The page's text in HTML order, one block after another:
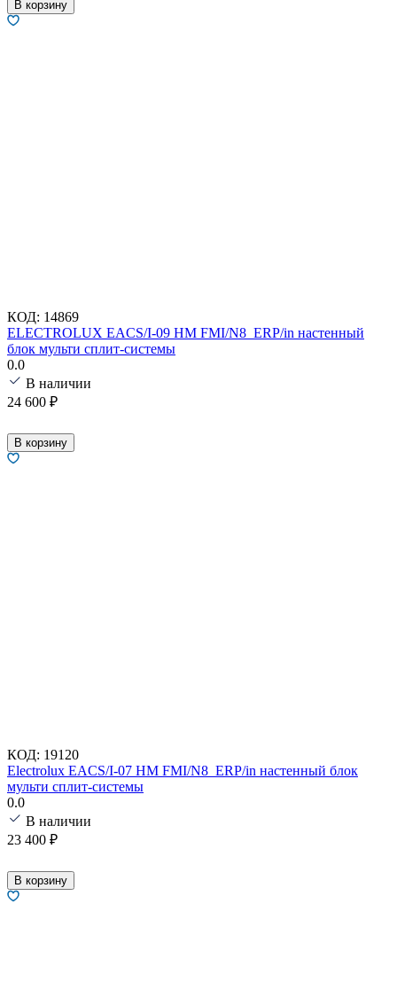
В корзину
КОД: 14869
ELECTROLUX EACS/I-09 HM FMI/N8_ERP/in настенный
блок мульти сплит-системы
0.0
В наличии
24 600 ₽
В корзину
КОД: 19120
Electrolux EACS/I-07 HM FMI/N8_ERP/in настенный блок
мульти сплит-системы
0.0
В наличии
23 400 ₽
В корзину